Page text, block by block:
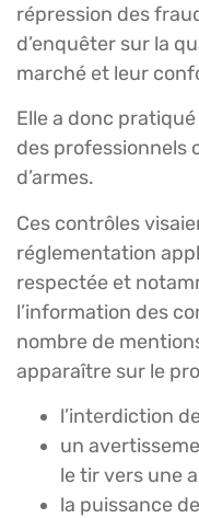
répression des
d’enquêter sur la
marché et leur
Elle a donc
des professionnels
d’armes.
Ces contrôles
réglementation
respectée et
l’information des
nombre de
apparaître sur le
l’interdiction
un
le tir vers une
la puissance